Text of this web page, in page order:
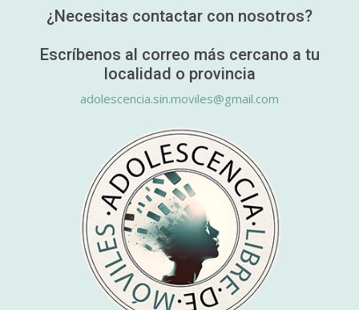
¿Necesitas contactar con nosotros?
Escríbenos al correo más cercano a tu
localidad o provincia
adolescencia.sin.moviles@gmail.com